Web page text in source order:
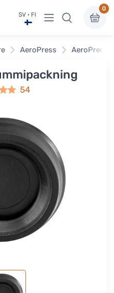
SV · FI Visa undermeny
0
AeroPress AeroPress
54